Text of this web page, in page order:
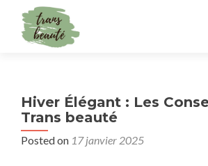
Hiver Élégant : Les
Trans beauté
Posted on 17 janvier 2025